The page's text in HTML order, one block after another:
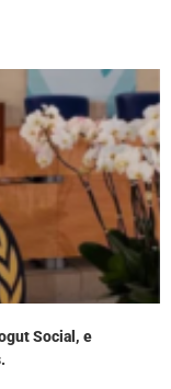
Social, e